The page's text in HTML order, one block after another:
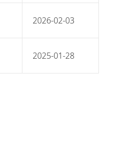
2026-02-03
2025-01-28